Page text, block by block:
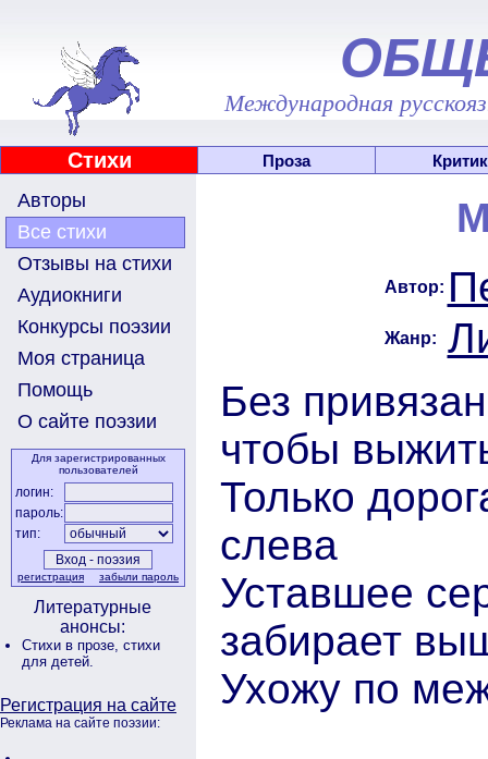
Международная
Стихи Проза
Авторы
Все стихи
Отзывы на стихи
Аудиокниги
Конкурсы поэзии
Моя страница
Помощь
О сайте поэзии
Для зарегистрированных
пользователей
логин:
пароль:
тип:
регистрация забыли пароль
Литературные
анонсы:
Стихи в прозе, стихи
для детей.
Регистрация на сайте
Реклама на сайте поэзии:
Автор:
Жанр:
Без
чтобы
Только
слева
Уставшее
забирает
Ухожу по